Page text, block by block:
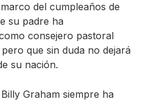
del cumpleaños de
su padre ha
consejero pastoral
que sin duda no dejará
su nación.
Graham siempre ha